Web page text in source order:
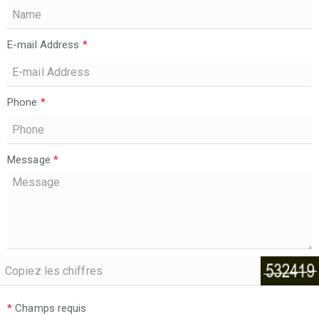
E-mail Address *
Phone *
Message *
* Champs requis